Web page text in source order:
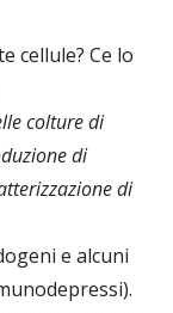
cellule? Ce lo
colture di
di
di
e alcuni